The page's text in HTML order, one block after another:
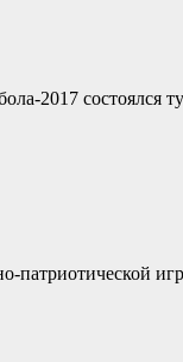
2017 состоялся